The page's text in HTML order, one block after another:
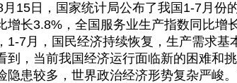
月15日，国家统计局公布了我国1-7月份
增长3.8%，全国服务业生产指数同比
1-7月，国民经济持续恢复，生产需求
到，当前我国经济运行面临新的困难和
隐患较多，世界政治经济形势复杂严峻